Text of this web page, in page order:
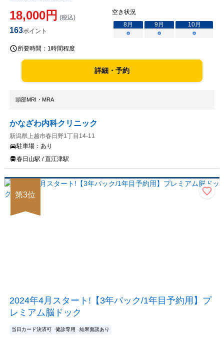
18,000円 (税込)
163ポイント
空き状況
8月 9月 10月
○
○ ○
所要時間： 1時間程度
詳細・予約
頭部MRI・MRA
かなざわ内科クリニック
新潟県上越市春日野1丁目14-11
駐車場： あり
春日山駅 / 直江津駅
第3位
2024年4月スタート!【3年パック/1年目予約用】プ
レミアム脳ドック
当日カード決済可 健診専用 結果面談あり